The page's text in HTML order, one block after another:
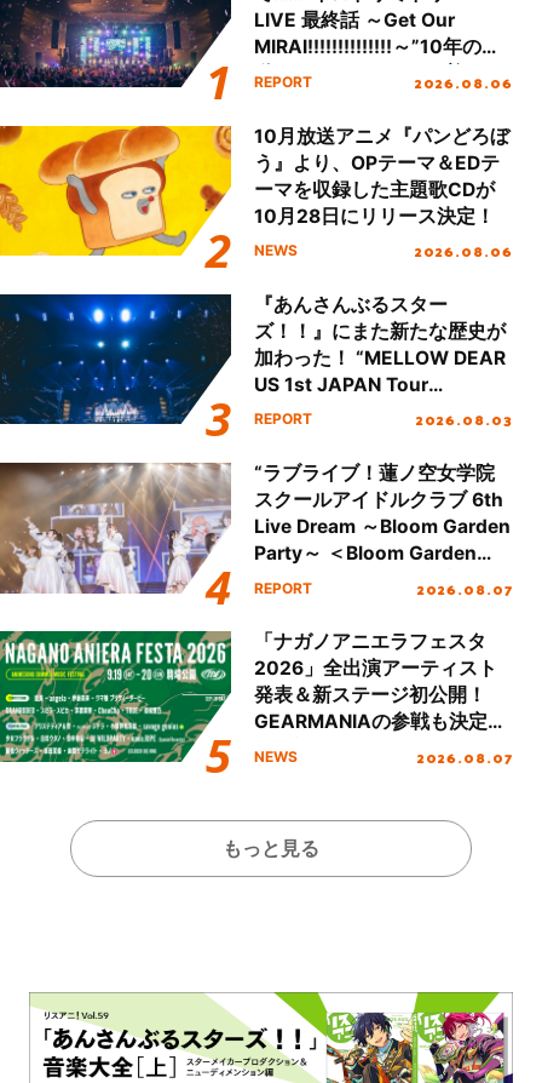
LIVE 最終話 ～Get Our
MIRAI!!!!!!!!!!!!!!～”10年の活
動を経てファイナルを迎える
REPORT 2026.08.06
10月放送アニメ『パンどろぼ
う』より、OPテーマ＆EDテ
ーマを収録した主題歌CDが
10月28日にリリース決定！
NEWS 2026.08.06
『あんさんぶるスター
ズ！！』にまた新たな歴史が
加わった！ “MELLOW DEAR
US 1st JAPAN Tour
Final「NICE to meet YOU
ート!!
REPORT 2026.08.03
“ラブライブ！蓮ノ空女学院
スクールアイドルクラブ 6th
Live Dream ～Bloom Garden
Party～ ＜Bloom Garden
Party Stage／埼玉公演＞”
REPORT 2026.08.07
「ナガノアニエラフェスタ
2026」全出演アーティスト
発表＆新ステージ初公開！
GEARMANIAの参戦も決定
し、初となる第3ステージの
NEWS 2026.08.07
もっと見る